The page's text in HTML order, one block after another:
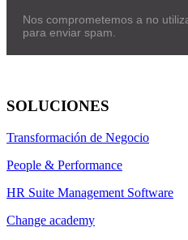
Nos comprometemos a no
para enviar spam.
SOLUCIONES
Transformación de Negocio
People & Performance
HR Suite Management Software
Change academy